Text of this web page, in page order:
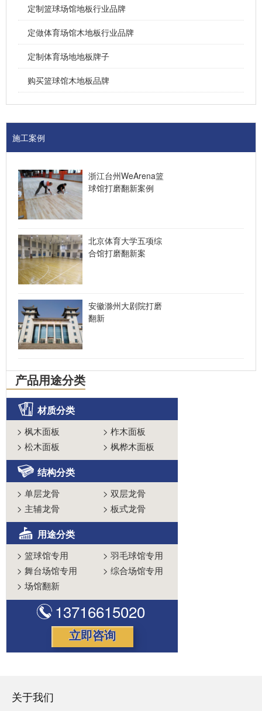
定制篮球场馆地板行业品牌
定做体育场馆木地板行业品牌
定制体育场地地板牌子
购买篮球馆木地板品牌
施工案例
浙江台州WeArena篮
球馆打磨翻新案例
北京体育大学五项综
合馆打磨翻新案
安徽滁州大剧院打磨
翻新
产品用途分类
材质分类
> 枫木面板 > 柞木面板
> 松木面板 > 枫桦木面板
结构分类
> 单层龙骨 > 双层龙骨
> 主辅龙骨 > 板式龙骨
用途分类
> 篮球馆专用 > 羽毛球馆专用
> 舞台场馆专用 > 综合场馆专用
> 场馆翻新
13716615020
立即咨询
关于我们